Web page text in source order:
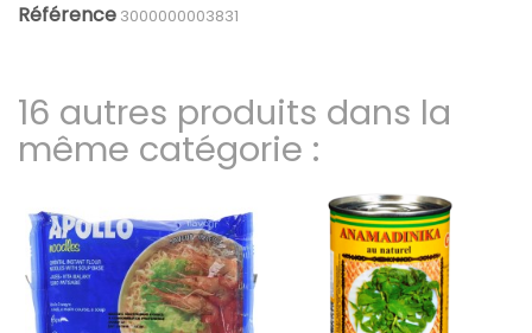
Référence 3000000003831
16 autres produits dans la
même catégorie :